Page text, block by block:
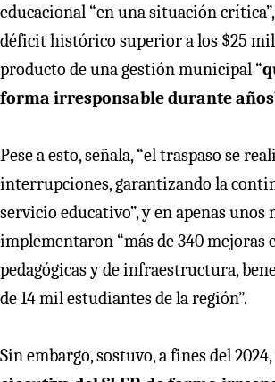
educacional “en una situación
déficit histórico superior a los $25
producto de una gestión municipal “
forma irresponsable durante
Pese a esto, señala, “el traspaso se
interrupciones, garantizando la
servicio educativo”, y en apenas unos
implementaron “más de 340 mejoras
pedagógicas y de infraestructura,
de 14 mil estudiantes de la región”.
Sin embargo, sostuvo, a fines del 2024,